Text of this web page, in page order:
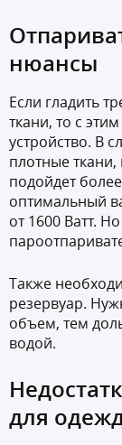
нюансы
Если гладить
ткани, то с
устройство. В
плотные
подойдет
оптимальный
от 1600 Ватт.
Также
резервуар.
объем, тем
водой.
для